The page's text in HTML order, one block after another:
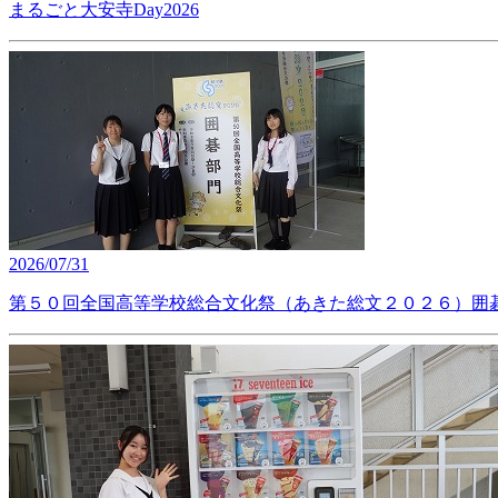
まるごと大安寺Day2026
2026/07/31
第５０回全国高等学校総合文化祭（あきた総文２０２６）囲